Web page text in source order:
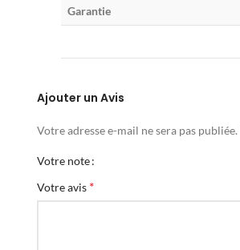
Garantie
Ajouter un Avis
Votre adresse e-mail ne sera pas publiée.
Votre note
Votre avis *